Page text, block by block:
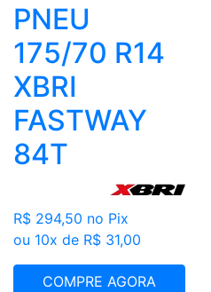
PNEU
175/70 R14
XBRI
FASTWAY
84T
R$ 294,50 no Pix
ou 10x de R$ 31,00
COMPRE AGORA